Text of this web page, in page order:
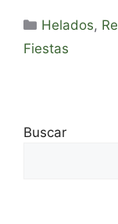
Categorías
Helados,
Fiestas
Buscar